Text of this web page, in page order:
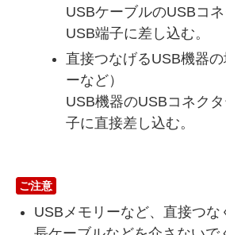
USBケーブルのUSBコ
USB端子に差し込む。
直接つなげるUSB機器
ーなど）
USB機器のUSBコネク
子に直接差し込む。
ご注意
USBメモリーなど、直接つな